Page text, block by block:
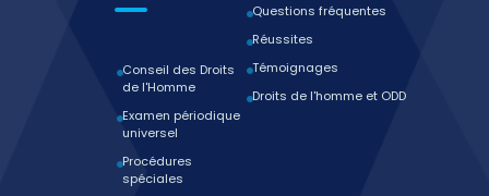
Conseil des Droits
de l'Homme
Examen périodique
universel
Procédures
spéciales
Questions fréquentes
Réussites
Témoignages
Droits de l'homme et ODD